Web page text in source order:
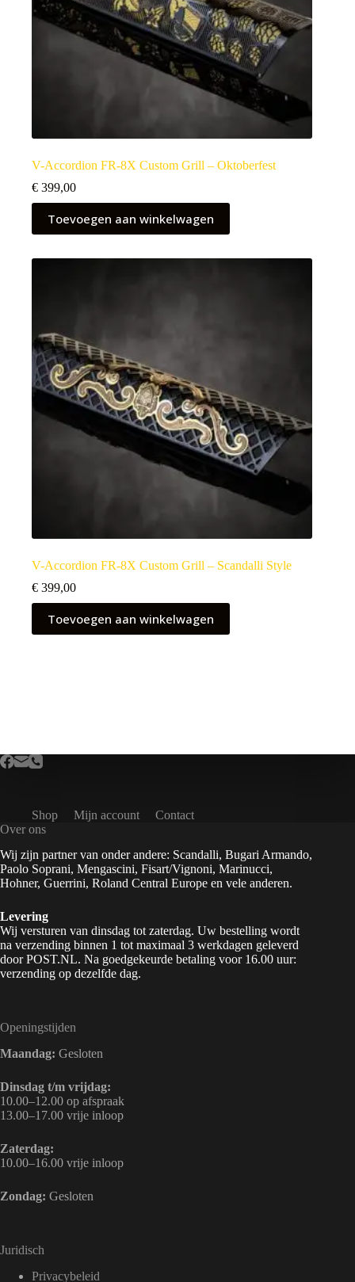
V-Accordion FR-8X Custom Grill – Oktoberfest
€ 399,00
Toevoegen aan winkelwagen
V-Accordion FR-8X Custom Grill – Scandalli Style
€ 399,00
Toevoegen aan winkelwagen
Shop Mijn account
Contact
Over ons
Wij zijn partner van onder andere: Scandalli, Bugari Armando,
Paolo Soprani, Mengascini, Fisart/Vignoni, Marinucci,
Hohner, Guerrini, Roland Central Europe en vele anderen.
Levering
Wij versturen van dinsdag tot zaterdag. Uw bestelling wordt
na verzending binnen 1 tot maximaal 3 werkdagen geleverd
door POST.NL. Na goedgekeurde betaling voor 16.00 uur:
verzending op dezelfde dag.
Openingstijden
Maandag: Gesloten
Dinsdag t/m vrijdag:
10.00–12.00 op afspraak
13.00–17.00 vrije inloop
Zaterdag:
10.00–16.00 vrije inloop
Zondag: Gesloten
Juridisch
Privacybeleid